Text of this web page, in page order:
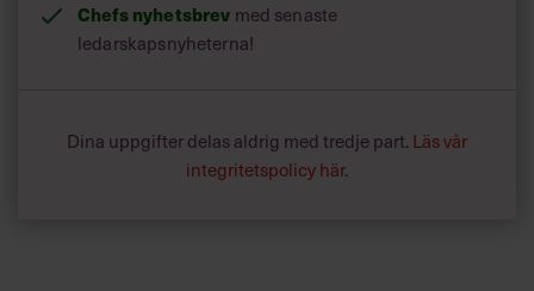
Chefs nyhetsbrev med senaste
ledarskapsnyheterna!
Dina uppgifter delas aldrig med tredje part. Läs vår
integritetspolicy här.